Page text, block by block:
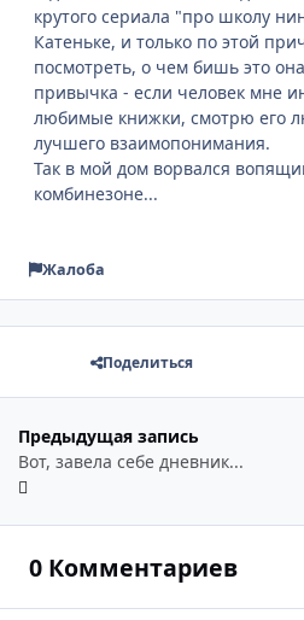
крутого сериала "про школу
Катеньке, и только по этой
посмотреть, о чем бишь это
привычка - если человек мне
любимые книжки, смотрю его
лучшего взаимопонимания.
Так в мой дом ворвался
комбинезоне...
Жалоба
Поделиться
Предыдущая запись
Вот, завела себе дневник...
0 Комментариев